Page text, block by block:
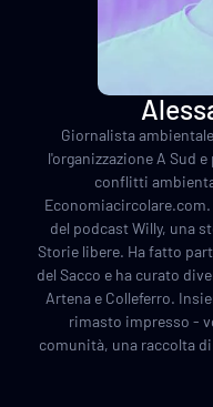
Giornalista
l'organizzazione A Sud
conflitti
del podcast Willy, una
Storie libere. Ha fatto
del Sacco e ha curato
Artena e Colleferro.
rimasto impresso -
comunità, una raccolta